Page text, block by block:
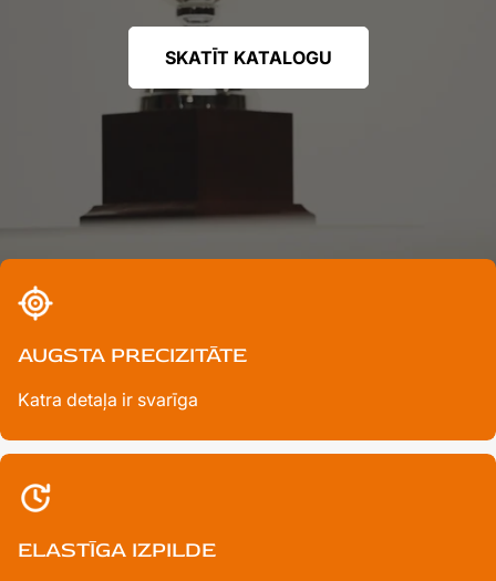
SKATĪT KATALOGU
AUGSTA PRECIZITĀTE
Katra detaļa ir svarīga
ELASTĪGA IZPILDE